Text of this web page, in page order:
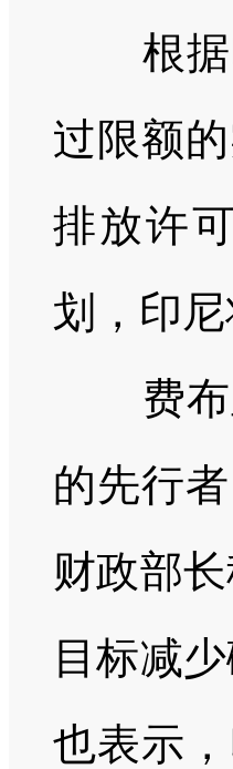
根据印
过限额
排放许
划，印
费布里
的先行
财政部
目标减
也表示